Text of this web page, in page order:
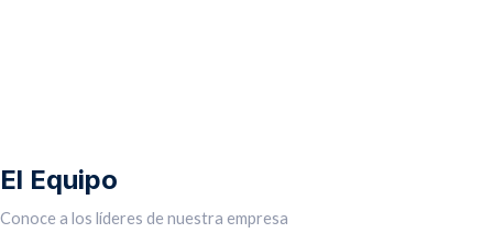
El Equipo
Conoce a los líderes de nuestra empresa